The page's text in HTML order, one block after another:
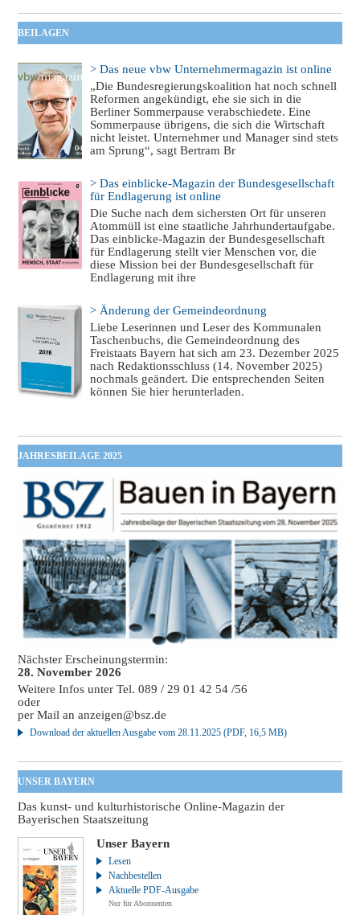
BEILAGEN
> Das neue vbw Unternehmermagazin ist online
„Die Bundesregierungskoalition hat noch schnell
Reformen angekündigt, ehe sie sich in die
Berliner Sommerpause verabschiedete. Eine
Sommerpause übrigens, die sich die Wirtschaft
nicht leistet. Unternehmer und Manager sind stets
am Sprung“, sagt Bertram Br
> Das einblicke-Magazin der Bundesgesellschaft
für Endlagerung ist online
Die Suche nach dem sichersten Ort für unseren
Atommüll ist eine staatliche Jahrhundertaufgabe.
Das einblicke-Magazin der Bundesgesellschaft
für Endlagerung stellt vier Menschen vor, die
diese Mission bei der Bundesgesellschaft für
Endlagerung mit ihre
> Änderung der Gemeindeordnung
Liebe Leserinnen und Leser des Kommunalen
Taschenbuchs, die Gemeindeordnung des
Freistaats Bayern hat sich am 23. Dezember 2025
nach Redaktionsschluss (14. November 2025)
nochmals geändert. Die entsprechenden Seiten
können Sie hier herunterladen.
JAHRESBEILAGE 2025
Nächster Erscheinungstermin:
28. November 2026
Weitere Infos unter Tel. 089 / 29 01 42 54 /56
oder
per Mail ananzeigen@bsz.de
Download der aktuellen Ausgabe vom 28.11.2025 (PDF, 16,5 MB)
UNSER BAYERN
Das kunst- und kulturhistorische Online-Magazin der
Bayerischen Staatszeitung
Unser Bayern
Lesen
Nachbestellen
Aktuelle PDF-Ausgabe
Nur für Abonnenten